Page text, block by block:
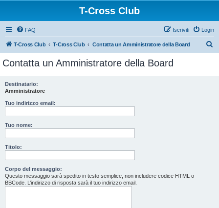
T-Cross Club
FAQ Login
Iscriviti
T-Cross Club T-Cross Club Contatta un Amministratore della Board
Contatta un Amministratore della Board
Destinatario:
Amministratore
Tuo indirizzo email:
Tuo nome:
Titolo:
Corpo del messaggio:
Questo messaggio sarà spedito in testo semplice, non includere codice HTML o
BBCode. L’indirizzo di risposta sarà il tuo indirizzo email.